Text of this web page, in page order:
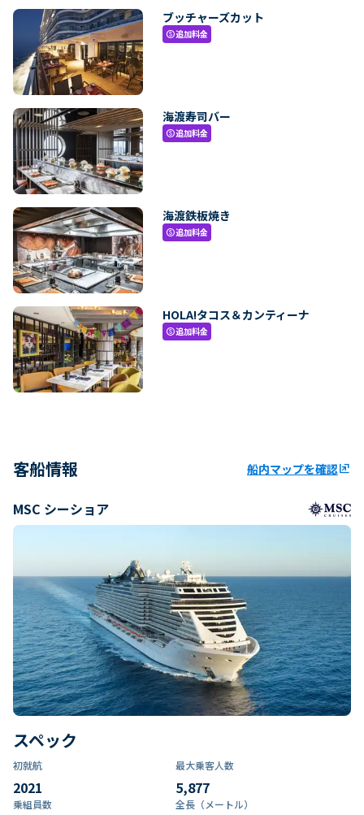
ブッチャーズカット
paid追加料金
海渡寿司バー
paid追加料金
海渡鉄板焼き
paid追加料金
HOLA!タコス＆カンティーナ
paid追加料金
客船情報 船内マップを確認ungroup
MSC シーショア
スペック
初就航
2021
最大乗客人数
5,877
乗組員数​ 全長（メートル）